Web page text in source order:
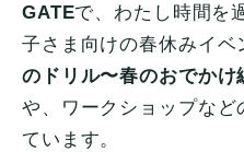
GATEで、わたし時間を
子さま向けの春休みイベ
のドリル〜春のおでかけ
や、ワークショップなど
ています。